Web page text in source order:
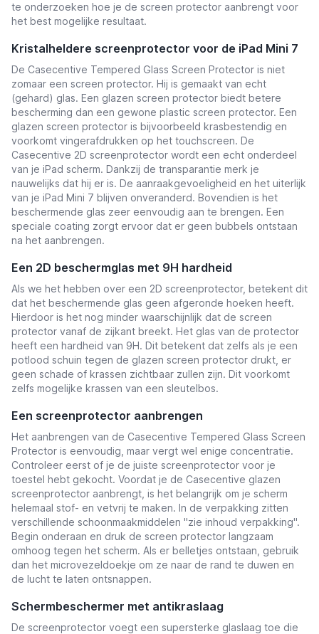
te onderzoeken hoe je de screen protector aanbrengt voor
het best mogelijke resultaat.
Kristalheldere screenprotector voor de iPad Mini 7
De Casecentive Tempered Glass Screen Protector is niet
zomaar een screen protector. Hij is gemaakt van echt
(gehard) glas. Een glazen screen protector biedt betere
bescherming dan een gewone plastic screen protector. Een
glazen screen protector is bijvoorbeeld krasbestendig en
voorkomt vingerafdrukken op het touchscreen. De
Casecentive 2D screenprotector wordt een echt onderdeel
van je iPad scherm. Dankzij de transparantie merk je
nauwelijks dat hij er is. De aanraakgevoeligheid en het uiterlijk
van je iPad Mini 7 blijven onveranderd. Bovendien is het
beschermende glas zeer eenvoudig aan te brengen. Een
speciale coating zorgt ervoor dat er geen bubbels ontstaan
na het aanbrengen.
Een 2D beschermglas met 9H hardheid
Als we het hebben over een 2D screenprotector, betekent dit
dat het beschermende glas geen afgeronde hoeken heeft.
Hierdoor is het nog minder waarschijnlijk dat de screen
protector vanaf de zijkant breekt. Het glas van de protector
heeft een hardheid van 9H. Dit betekent dat zelfs als je een
potlood schuin tegen de glazen screen protector drukt, er
geen schade of krassen zichtbaar zullen zijn. Dit voorkomt
zelfs mogelijke krassen van een sleutelbos.
Een screenprotector aanbrengen
Het aanbrengen van de Casecentive Tempered Glass Screen
Protector is eenvoudig, maar vergt wel enige concentratie.
Controleer eerst of je de juiste screenprotector voor je
toestel hebt gekocht. Voordat je de Casecentive glazen
screenprotector aanbrengt, is het belangrijk om je scherm
helemaal stof- en vetvrij te maken. In de verpakking zitten
verschillende schoonmaakmiddelen ''zie inhoud verpakking''.
Begin onderaan en druk de screen protector langzaam
omhoog tegen het scherm. Als er belletjes ontstaan, gebruik
dan het microvezeldoekje om ze naar de rand te duwen en
de lucht te laten ontsnappen.
Schermbeschermer met antikraslaag
De screenprotector voegt een supersterke glaslaag toe die